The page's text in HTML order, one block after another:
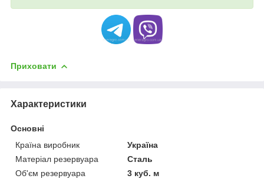
Приховати
Характеристики
Основні
Країна виробник
Україна
Матеріал резервуара
Сталь
Об'єм резервуара
3 куб. м